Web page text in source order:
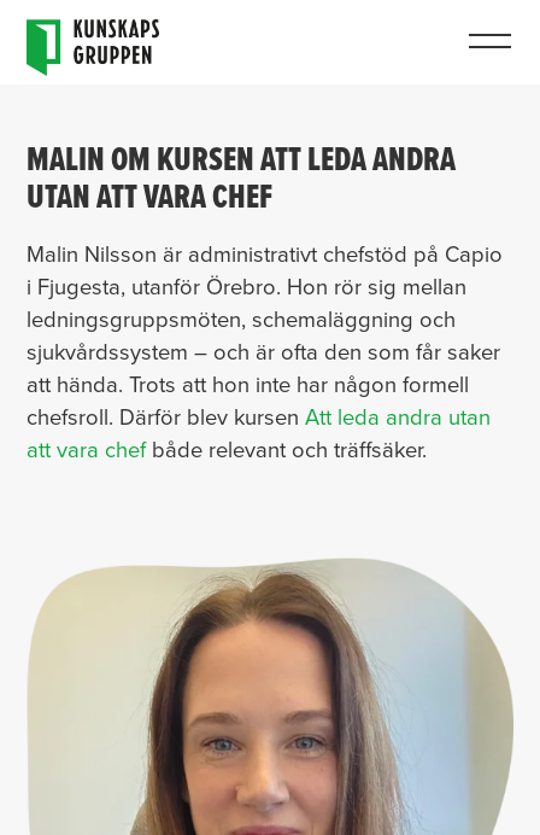
MALIN OM KURSEN ATT LEDA ANDRA
UTAN ATT VARA CHEF
Malin Nilsson är administrativt chefstöd på Capio
i Fjugesta, utanför Örebro. Hon rör sig mellan
ledningsgruppsmöten, schemaläggning och
sjukvårdssystem – och är ofta den som får saker
att hända. Trots att hon inte har någon formell
chefsroll. Därför blev kursenAtt leda andra utan
att vara chefbåde relevant och träffsäker.